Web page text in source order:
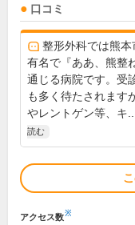
口コミ
整形外科では熊本
有名で『ああ、熊整
通じる病院です。受
も多く待たされます
やレントゲン等、キ...
読む
アクセス数※